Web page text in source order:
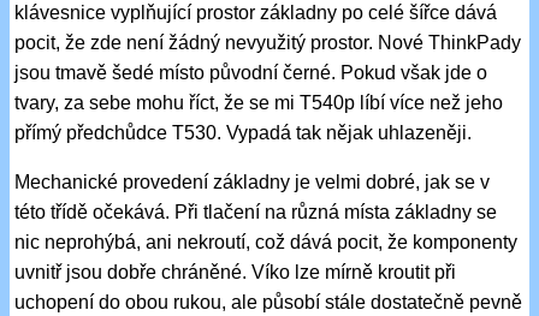
klávesnice vyplňující prostor základny po celé šířce dává
pocit, že zde není žádný nevyužitý prostor. Nové ThinkPady
jsou tmavě šedé místo původní černé. Pokud však jde o
tvary, za sebe mohu říct, že se mi T540p líbí více než jeho
přímý předchůdce T530. Vypadá tak nějak uhlazeněji.
Mechanické provedení základny je velmi dobré, jak se v
této třídě očekává. Při tlačení na různá místa základny se
nic neprohýbá, ani nekroutí, což dává pocit, že komponenty
uvnitř jsou dobře chráněné. Víko lze mírně kroutit při
uchopení do obou rukou, ale působí stále dostatečně pevně